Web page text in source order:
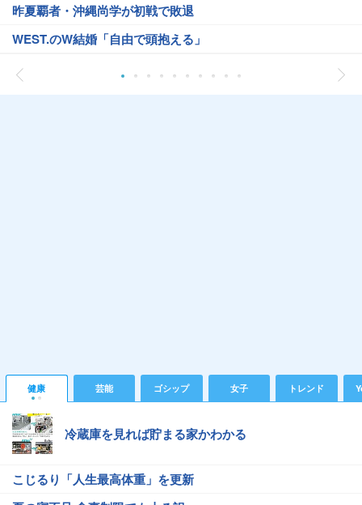
昨夏覇者・沖縄尚学が初戦で敗退
WEST.のW結婚「自由で頭抱える」
健康 芸能 ゴシップ 女子 トレンド
冷蔵庫を見れば貯まる家かわかる
こじるり「人生最高体重」を更新